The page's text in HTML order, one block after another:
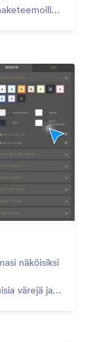
näköisiksi
värejä ja